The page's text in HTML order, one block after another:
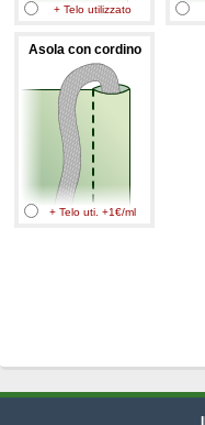
+ Telo utilizzato
Asola con cordino
+ Telo uti. +1€/ml